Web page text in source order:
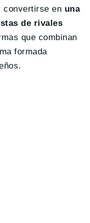
convertirse en una
de rivales
que combinan
formada